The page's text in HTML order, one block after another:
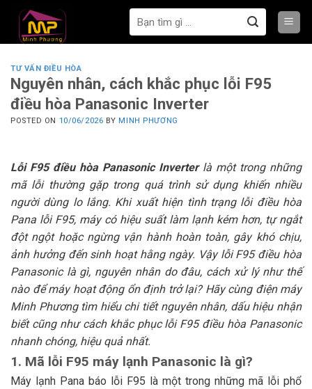
nội
kiếm:
TƯ VẤN ĐIỀU HÒA
Nguyên nhân, cách khắc phục lỗi F95
điều hòa Panasonic Inverter
POSTED ON 10/06/2026 BY MINH PHƯƠNG
Lỗi F95 điều hòa Panasonic Inverterlà một trong những
mã lỗi thường gặp trong quá trình sử dụng khiến nhiều
người dùng lo lắng. Khi xuất hiện tình trạng lỗi điều hòa
Pana lỗi F95, máy có hiệu suất làm lạnh kém hơn, tự ngắt
đột ngột hoặc ngừng vận hành hoàn toàn, gây khó chịu,
ảnh hưởng đến sinh hoạt hằng ngày. Vậy lỗi F95 điều hòa
Panasonic là gì, nguyên nhân do đâu, cách xử lý như thế
nào để máy hoạt động ổn định trở lại? Hãy cùng điện máy
Minh Phương tìm hiểu chi tiết nguyên nhân, dấu hiệu nhận
biết cũng như cách khắc phục lỗi F95 điều hòa Panasonic
nhanh chóng, hiệu quả nhất.
1. Mã lỗi F95 máy lạnh Panasonic là gì?
Máy lạnh Pana báo lỗi F95 là một trong những mã lỗi phổ